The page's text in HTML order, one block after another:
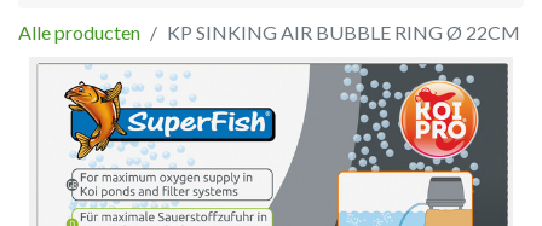
Alle producten KP SINKING AIR BUBBLE RING Ø 22CM